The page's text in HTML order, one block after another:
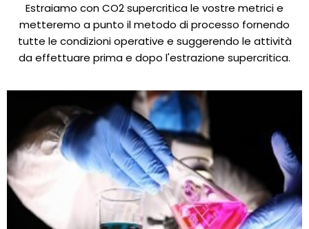
Estraiamo con CO2 supercritica le vostre metrici e
metteremo a punto il metodo di processo fornendo
tutte le condizioni operative e suggerendo le attività
da effettuare prima e dopo l'estrazione supercritica.